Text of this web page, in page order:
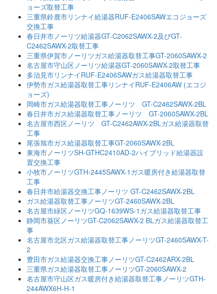
ョーズ取替工事
三重県鈴鹿市リンナイ給湯器RUF-E2406SAWエコジョーズ
交換工事
春日井市ノーリツ給湯器GT-C2062SAWX-2及びGT-
C2462SAWX-2取替工事
三重県伊賀市ノーリツガス給湯器取替工事GT-2060SAWX-2
名古屋市守山区ノーリツ給湯器GT-2060SAWX-2取替工事
多治見市リンナイRUF-E2406SAWガス給湯器取替工事
伊勢市ガス給湯器取替工事リンナイRUF-E2406AW (エコジ
ョーズ)
岡崎市ガス給湯器取替工事ノーリツ GT-C2462SAWX-2BL
春日井市ガス給湯器取替工事ノーリツ GT-2060SAWX-2BL
名古屋市西区ノーリツ GT-C2462AWX-2BLガス給湯器取替
工事
尾張旭市ガス給湯器取替工事GT-2060SAWX-2BL
東海市ノーリツSH-GTHC2410AD-2ハイブリッド給湯器設
置交換工事
小牧市ノーリツGTH-2445SAWX-1ガス暖房付き給湯器取替
工事
春日井市給湯器交換工事ノーリツ GT-C2462SAWX-2BL
ガス給湯器取替工事ノーリツGT-2460SAWX-2BL
名古屋市緑区ノーリツGQ-1639WS-1ガス給湯器取替工事
静岡市葵区ノーリツGT-C2062SAWX-2 BLガス給湯器取替工
事
名古屋市北区ガス給湯器取替工事ノーリツGT-2460SAWX-T-
2
豊田市ガス給湯器交換工事ノーリツGT-C2462ARX-2BL
三重県ガス給湯器取替工事ノーリツGT-2060SAWX-2
名古屋市守山区ガス暖房付き給湯器取替工事ノーリツGTH-
244AWX6H-H-1